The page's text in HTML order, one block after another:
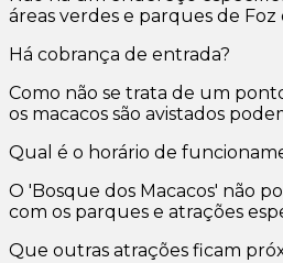
áreas verdes e parques de
Há cobrança de entrada?
Como não se trata de um
os macacos são avistados
Qual é o horário de
O 'Bosque dos Macacos' não
com os parques e atrações
Que outras atrações ficam